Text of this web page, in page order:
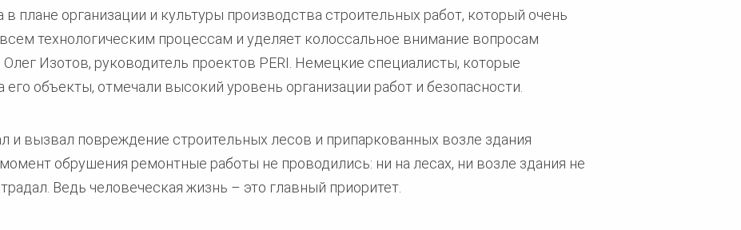
плане организации и культуры производства строительных работ, который очень
технологическим процессам и уделяет колоссальное внимание вопросам
Олег Изотов, руководитель проектов PERI. Немецкие специалисты, которые
его объекты, отмечали высокий уровень организации работ и безопасности.
и вызвал повреждение строительных лесов и припаркованных возле здания
обрушения ремонтные работы не проводились: ни на лесах, ни возле здания не
Ведь человеческая жизнь – это главный приоритет.